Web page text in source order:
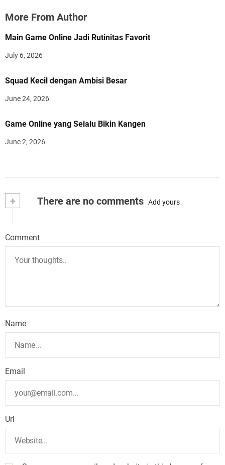
More From Author
Main Game Online Jadi Rutinitas Favorit
July 6, 2026
Squad Kecil dengan Ambisi Besar
June 24, 2026
Game Online yang Selalu Bikin Kangen
June 2, 2026
+ There are no comments Add yours
Comment
Name
Email
Url